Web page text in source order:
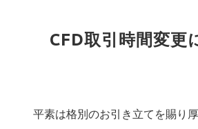
CFD取引時間変更
平素は格別のお引き立てを賜り